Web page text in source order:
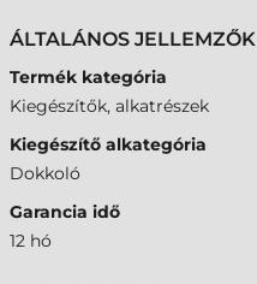
ÁLTALÁNOS JELLEMZŐK
Termék kategória
Kiegészítők, alkatrészek
Kiegészítő alkategória
Dokkoló
Garancia idő
12 hó